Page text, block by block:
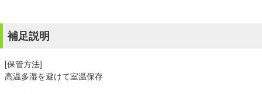
補足説明
[保管方法]
高温多湿を避けて室温保存